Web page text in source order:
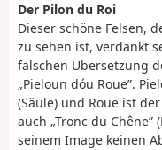
Der Pilon du Roi
Dieser schöne Felsen,
zu sehen ist, verdankt
falschen Übersetzung
„Pieloun dóu Roue”.
(Säule) und Roue ist
auch „Tronc du
seinem Image keinen